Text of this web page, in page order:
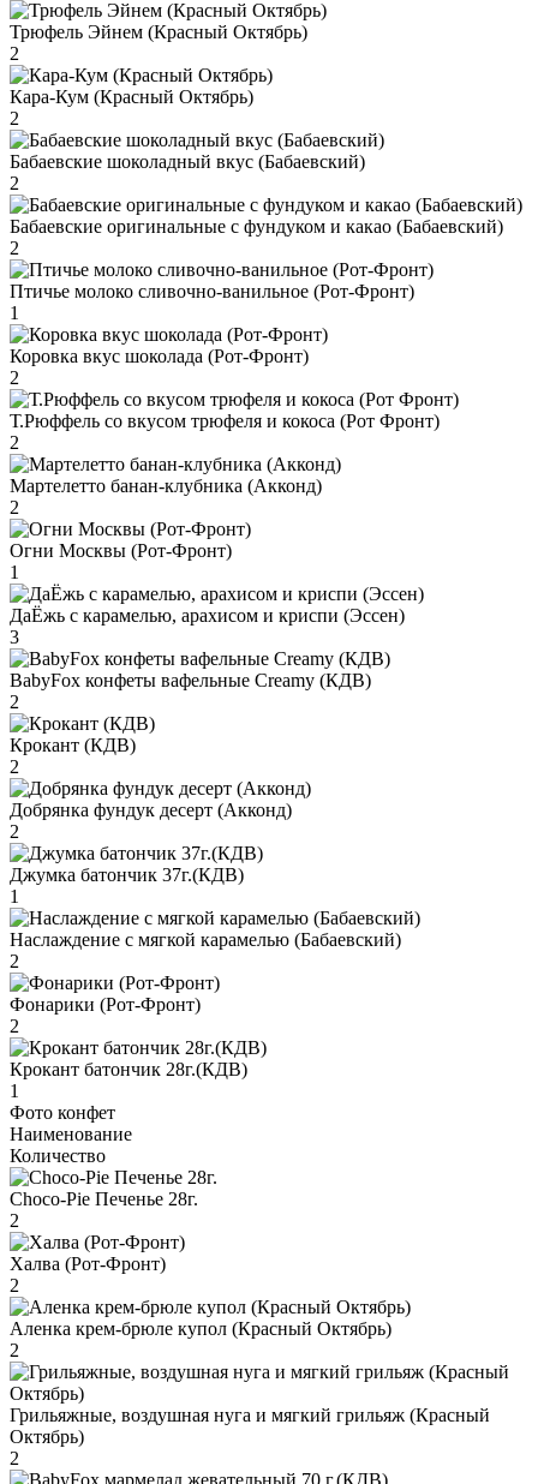
Трюфель Эйнем (Красный Октябрь)
2
Кара-Кум (Красный Октябрь)
2
Бабаевские шоколадный вкус (Бабаевский)
2
Бабаевские оригинальные с фундуком и какао (Бабаевский)
2
Птичье молоко сливочно-ванильное (Рот-Фронт)
1
Коровка вкус шоколада (Рот-Фронт)
2
Т.Рюффель со вкусом трюфеля и кокоса (Рот Фронт)
2
Мартелетто банан-клубника (Акконд)
2
Огни Москвы (Рот-Фронт)
1
ДаЁжь с карамелью, арахисом и криспи (Эссен)
3
BabyFox конфеты вафельные Creamy (КДВ)
2
Крокант (КДВ)
2
Добрянка фундук десерт (Акконд)
2
Джумка батончик 37г.(КДВ)
1
Наслаждение с мягкой карамелью (Бабаевский)
2
Фонарики (Рот-Фронт)
2
Крокант батончик 28г.(КДВ)
1
Фото конфет
Наименование
Количество
Choco-Pie Печенье 28г.
2
Халва (Рот-Фронт)
2
Аленка крем-брюле купол (Красный Октябрь)
2
Грильяжные, воздушная нуга и мягкий грильяж (Красный
Октябрь)
2